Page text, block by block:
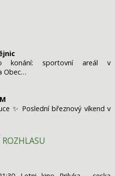
konání: sportovní areál v
Obec…
✨ Poslední březnový víkend v